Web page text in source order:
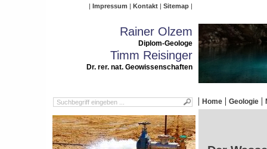
Impressum Kontakt Sitemap
Rainer Olzem
Diplom-Geologe
Timm Reisinger
Dr. rer. nat. Geowissenschaften
Home Geologie